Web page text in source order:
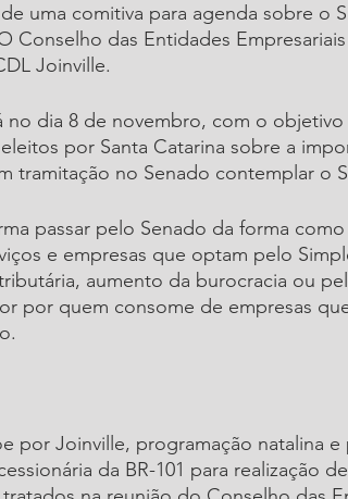
uma comitiva para agenda sobre o
Conselho das Entidades
Joinville.
no dia 8 de novembro, com o
por Santa Catarina sobre a
tramitação no Senado contemplar o
passar pelo Senado da forma
e empresas que optam pelo
aumento da burocracia ou
por quem consome de empresas
por Joinville, programação natalina
da BR-101 para realização